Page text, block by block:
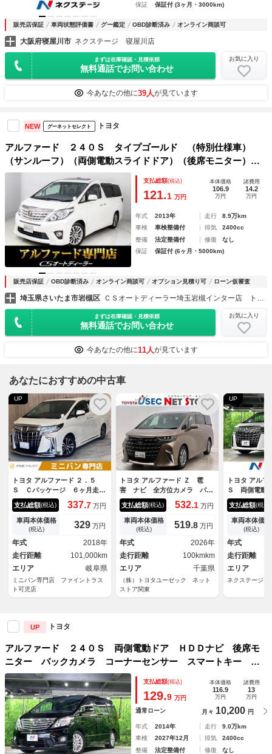
保証
保証付 (3ヶ月・3000km)
販売店保証 車両状態評価書 グー鑑定 OBD診断済み オンライン商談可
大阪府寝屋川市 ネクステージ 寝屋川店
まずは在庫確認・見積依頼
無料通話でお問い合わせ
お気に入り
今あなたの他に39人が見ています
NEW グーネットセレクト トヨタ
アルファード ２４０Ｓ タイプゴールド （特別仕様車）
（サンルーフ）（両側電動スライドドア）（後席モニター）パ
ワーバックドア／ハーフレザーシート／クルーズコントロール
／クリアランスソナー／バックカメラ／コンビハンドル／Ｂｌ
ｕｅｔｏｏｔｈ接続
支払総額(税込)
121.1 万円
本体価格
106.9
万円
諸費用
14.2
万円
年式 2013年 走行
8.9万km
車検
車検整備付 排気
2400cc
整備
法定整備付 修復
なし
保証
保証付 (6ヶ月・5000km)
販売店保証 OBD診断済み オンライン商談可 オプション見積り可 ローン仮審査
埼玉県さいたま市岩槻区 ＣＳオートディーラー埼玉岩槻インター店 トヨタ ２０系３０系４０系アルファード／ヴェルファイア／ハイブリッド／カスタム／高品質中古車専門店
まずは在庫確認・見積依頼
無料通話でお問い合わせ
お気に入り
今あなたの他に11人が見ています
あなたにおすすめの中古車
UP
トヨタ アルファード ２．５
Ｓ Ｃパッケージ ６ヶ月走行
距離無制限保証付 サンルー
フ モデリスタフルエアロ １
１型ナビ 後席フリップダウン
モニター レーダークルーズコ
ントロール 禁煙車 衝突軽減
ブレーキ 両側電動スライドド
ア バックカメラ
支払総額(税込) 337.7 万円
車両本体価格
(税込) 329 万円
年式
2018年
走行距離
101,000km
エリア
岐阜県
ミニバン専門店 ファイントラス
ト可児店
トヨタ アルファード Ｚ 雹
害 ナビ 全方位カメラ パノ
ラマルーフ 両側Ｐスライド
パワーバックドア ＥＴＣ２．
０ ＬＥＤライト バックモニ
ター 純正ドラレコ レーダー
クルコン ＢＳＭ ＬＫＡ
支払総額(税込) 532.1 万円
車両本体価格
(税込) 519.8 万円
年式
2026年
走行距離
100kmkm
エリア
千葉県
（株）トヨタユーゼック ネット
ストア関東
UP
トヨタ アル
Ｓ 両側電動
１１型ナビ
ックカメラ
テム 禁煙車
ー スマート
ＥＴＣ クル
ンチアルミ
支払総額(税込)
車両本体価格
(税込)
年式
走行距離
エリア
ネクステージ
UP トヨタ
アルファード ２４０Ｓ 両側電動ドア ＨＤＤナビ 後席モ
ニター バックカメラ コーナーセンサー スマートキー Ｈ
ＩＤヘッド ビルトインＥＴＣ 純正１８インチアルミ オー
トライト デュアルエアコン リアエアコン ＣＤ
支払総額(税込)
129.9 万円
本体価格
116.9
万円
諸費用
13
万円
通常ローン 月々 10,200 円
年式 2014年 走行
9.0万km
車検
2027年12月 排気
2400cc
整備
法定整備付 修復
なし